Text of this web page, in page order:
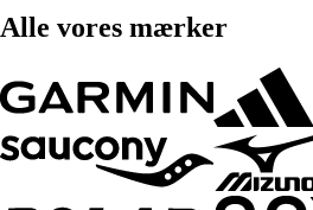
Alle vores mærker